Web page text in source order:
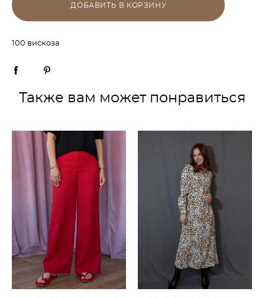
ДОБАВИТЬ В КОРЗИНУ
100 вискоза
Также вам может понравиться